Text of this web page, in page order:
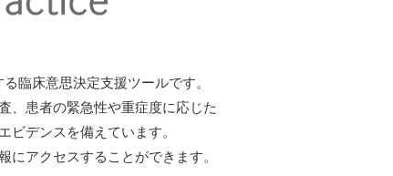
臨床意思決定支援ツールです。
、患者の緊急性や重症度に応じた
ビデンスを備えています。
にアクセスすることができます。